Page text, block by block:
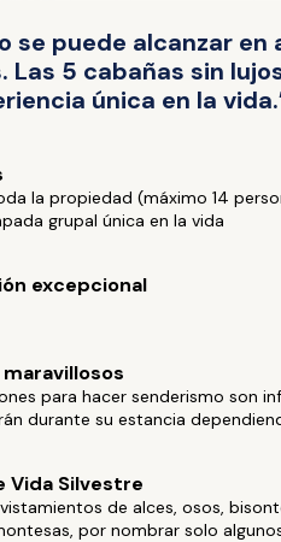
se puede alcanzar en
5 cabañas sin
única en la
la propiedad (máximo 14
grupal única en la vida
excepcional
maravillosos
para hacer senderismo son
durante su estancia
Vida Silvestre
de alces, osos,
por nombrar solo